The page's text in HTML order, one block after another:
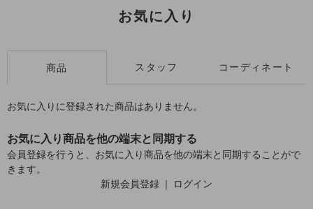
お気に入り
商品 スタッフ コーディネート
お気に入りに登録された商品はありません。
お気に入り商品を他の端末と同期する
会員登録を行うと、お気に入り商品を他の端末と同期することがで
きます。
新規会員登録 ｜ ログイン